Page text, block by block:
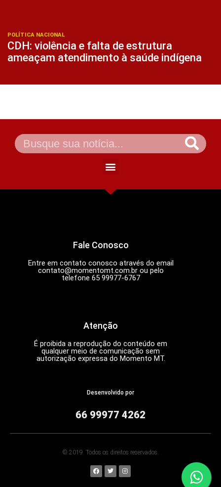
POLÍTICA NACIONAL
CDH: violência e falta de estrutura
ameaçam atendimento à saúde indígena
Fale Conosco
Entre em contato conosco através do email
contato@momentomt.com.brou pelo
telefone 65 99977-6767
Atenção
É proibida a reprodução do conteúdo em
qualquer meio de comunicação sem
autorização expressa do Momento MT.
Desenvolvido por
66 99977 4262
© 2019. Todos os direitos reservados.